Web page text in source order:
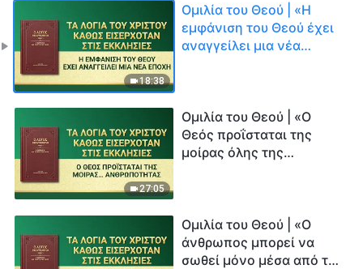
18:38
Ομιλία του Θεού | «Η
εμφάνιση του Θεού έχει
αναγγείλει μια νέα
27:05
Ομιλία του Θεού | «Ο
Θεός προΐσταται της
μοίρας όλης της
Ομιλία του Θεού | «Ο
άνθρωπος μπορεί να
σωθεί μόνο μέσα από τη